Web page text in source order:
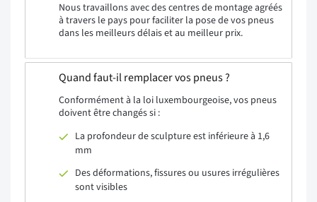
Nous travaillons avec des centres de montage agréés
à travers le pays pour faciliter la pose de vos pneus
dans les meilleurs délais et au meilleur prix.
Quand faut-il remplacer vos pneus ?
Conformément à la loi luxembourgeoise, vos pneus
doivent être changés si :
La profondeur de sculpture est inférieure à 1,6
mm
Des déformations, fissures ou usures irrégulières
sont visibles